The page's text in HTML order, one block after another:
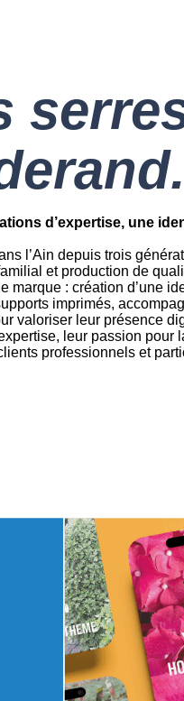
d’expertise, une
l’Ain depuis trois
et production de
marque : création d’une
imprimés,
valoriser leur présence
leur passion pour
professionnels et